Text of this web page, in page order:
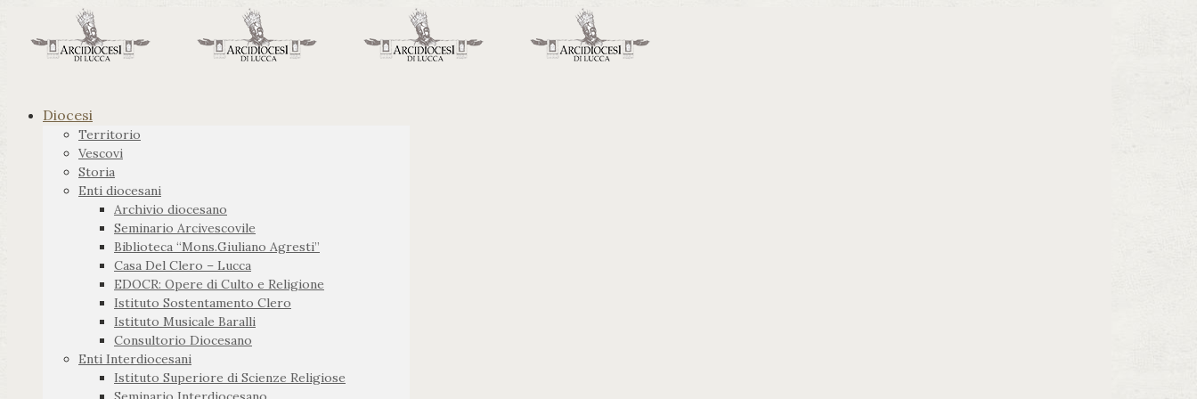
Diocesi
Territorio
Vescovi
Storia
Enti diocesani
Archivio diocesano
Seminario Arcivescovile
Biblioteca “Mons.Giuliano Agresti”
Casa Del Clero – Lucca
EDOCR: Opere di Culto e Religione
Istituto Sostentamento Clero
Istituto Musicale Baralli
Consultorio Diocesano
Enti Interdiocesani
Istituto Superiore di Scienze Religiose